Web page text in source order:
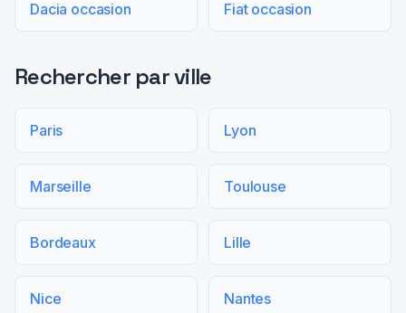
Dacia occasion Fiat occasion
Rechercher par ville
Paris Lyon
Marseille Toulouse
Bordeaux Lille
Nice Nantes